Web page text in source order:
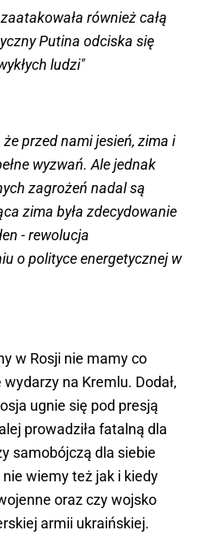
również całą
Putina odciska się
ludzi"
przed nami jesień, zima i
wyzwań. Ale jednak
zagrożeń nadal są
zima była zdecydowanie
- rewolucja
o polityce energetycznej w
w Rosji nie mamy co
na Kremlu. Dodał,
ugnie się pod presją
prowadziła fatalną dla
samobójczą dla siebie
wiemy też jak i kiedy
oraz czy wojsko
armii ukraińskiej.